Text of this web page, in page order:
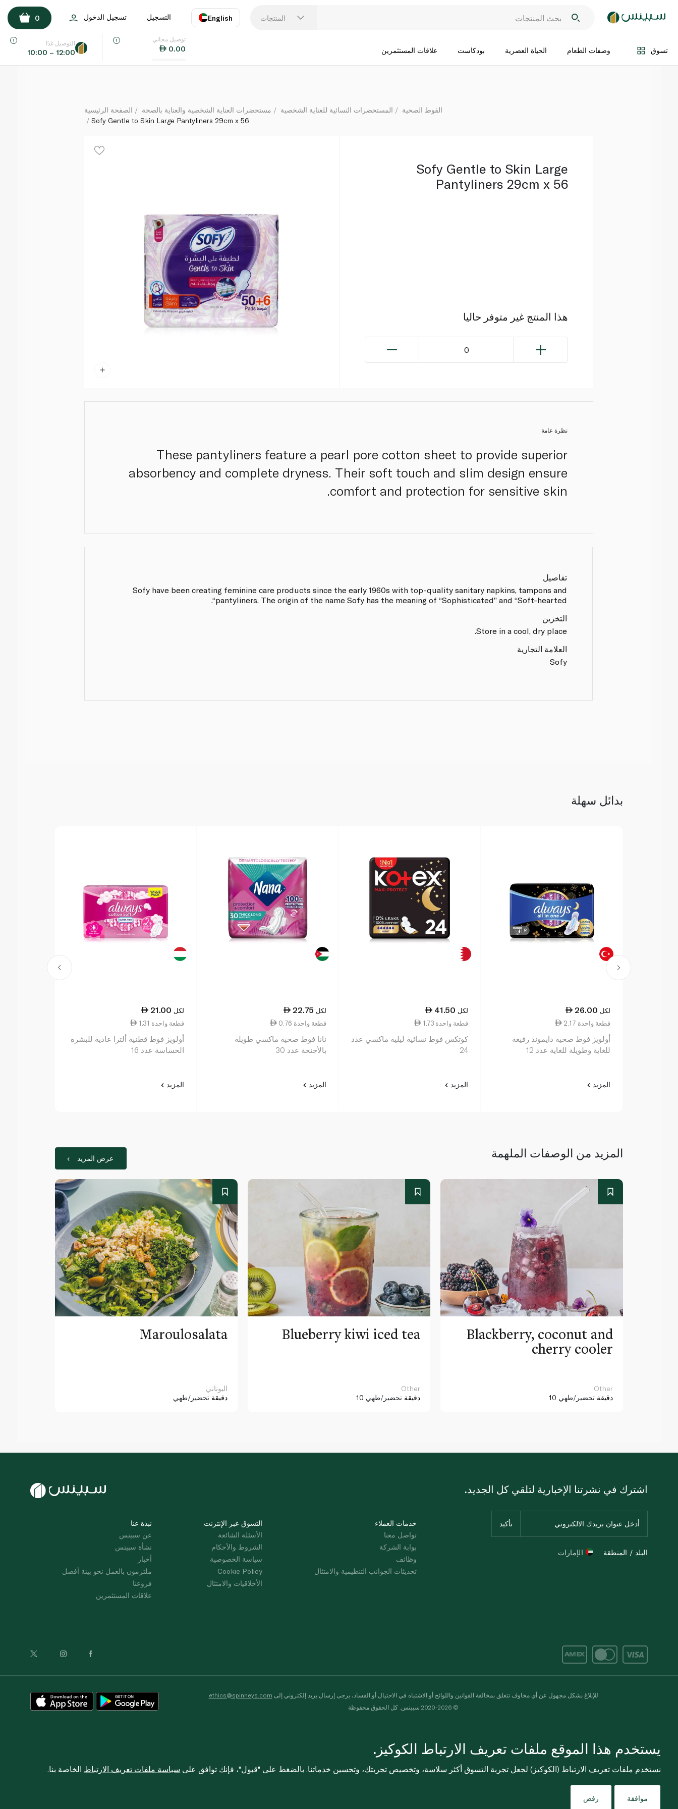
المنتجات English
اللغة
التسجيل تسجيل الدخول 0
تسوق وصفات الطعام الحياة العصرية بودكاست علاقات المستثمرين
توصيل مجاني
0.00
التوصيل غدًا
10:00 – 12:00
Sofy Gentle to Skin Large Pantyliners 29cm x 56
اضف الى السلة
الصفحة الرئيسية مستحضرات العناية الشخصية والعناية بالصحة المستحضرات النسائية للعناية الشخصية
الفوط الصحية
Sofy Gentle to Skin Large Pantyliners 29cm x 56
Sofy Gentle to Skin Large
Pantyliners 29cm x 56
هذا المنتج غير متوفر حاليا
0
نظرة عامة
These pantyliners feature a pearl pore cotton sheet to provide superior
absorbency and complete dryness. Their soft touch and slim design ensure
comfort and protection for sensitive skin.
تفاصيل
Sofy have been creating feminine care products since the early 1960s with top-quality sanitary napkins, tampons and
pantyliners. The origin of the name Sofy has the meaning of “Sophisticated” and “Soft-hearted“.
التخزين
Store in a cool, dry place.
العلامة التجارية
Sofy
بدائل سهلة
26.00 لكل
2.17 قطعة واحدة
أولويز فوط صحية دايموند رفيعة
للغاية وطويلة للغاية عدد 12
المزيد
41.50 لكل
1.73 قطعة واحدة
كوتكس فوط نسائية ليلية ماكسي عدد
24
المزيد
22.75 لكل
0.76 قطعة واحدة
نانا فوط صحية ماكسي طويلة
بالأجنحة عدد 30
المزيد
21.00 لكل
1.31 قطعة واحدة
أولويز فوط قطنية ألترا عادية للبشرة
الحساسة عدد 16
المزيد
المزيد من الوصفات الملهمة عرض المزيد
Maroulosalata
اليوناني
دقيقة تحضير/طهي
Blueberry kiwi iced tea
Other
10 دقيقة تحضير/طهي
Blackberry, coconut and
cherry cooler
Other
10 دقيقة تحضير/طهي
نبذة عنا
عن سبينس
نشأة سبينس
أخبار
ملتزمون بالعمل نحو بيئة أفضل
فروعنا
علاقات المستثمرين
التسوق عبر الإنترنت
الأسئلة الشائعة
الشروط والأحكام
سياسة الخصوصية
Cookie Policy
الأخلاقيات والامتثال
خدمات العملاء
تواصل معنا
بوابة الشركة
وظائف
تحديثات الجوانب التنظيمية والامتثال
اشترك في نشرتنا الإخبارية لتلقي كل الجديد.
البلد / المنطقة الإمارات
للإبلاغ بشكل مجهول عن أي مخاوف تتعلق بمخالفة القوانين واللوائح أو الاشتباه في الاحتيال أو الفساد، يرجى إرسال بريد إلكتروني إلى ethics@spinneys.com
© 2020-2026 سبينس. كل الحقوق محفوظة
يستخدم هذا الموقع ملفات تعريف الارتباط الكوكيز.
نستخدم ملفات تعريف الارتباط (الكوكيز) لجعل تجربة التسوق أكثر سلاسة، وتخصيص تجربتك، وتحسين خدماتنا. بالضغط على "قبول"، فإنك توافق على سياسة ملفات تعريف الارتباط الخاصة بنا.
موافقة رفض